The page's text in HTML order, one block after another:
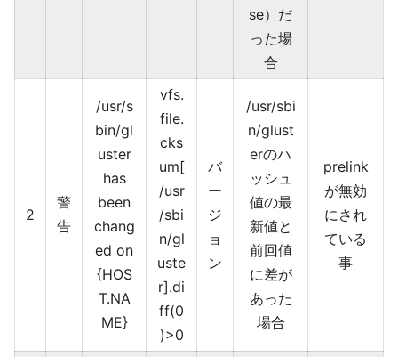
se）だ
った場
合
2
警
告
/usr/s
bin/gl
uster
has
been
chang
ed on
{HOS
T.NA
ME}
vfs.
file.
cks
um[
/usr
/sbi
n/gl
uste
r].di
ff(0
)>0
バ
ー
ジ
ョ
ン
/usr/sbi
n/glust
erのハ
ッシュ
値の最
新値と
前回値
に差が
あった
場合
prelink
が無効
にされ
ている
事